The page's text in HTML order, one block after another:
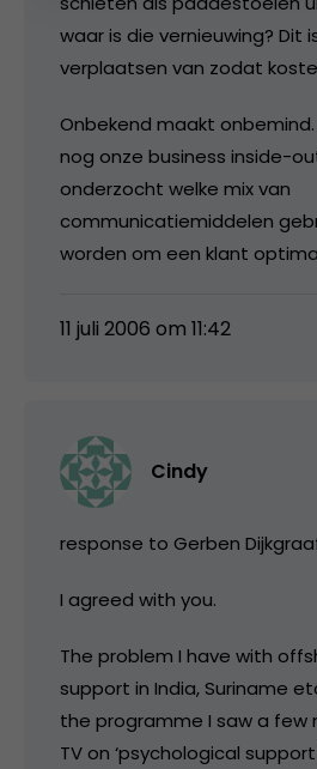
waar is die vernieuwing? Dit
verplaatsen van zodat
Onbekend maakt
nog onze business inside-
onderzocht welke mix van
communicatiemiddelen
worden om een klant
11 juli 2006 om 11:42
Cindy
response to Gerben
I agreed with you.
The problem I have with
support in India, Suriname
the programme I saw a few
TV on ‘psychological